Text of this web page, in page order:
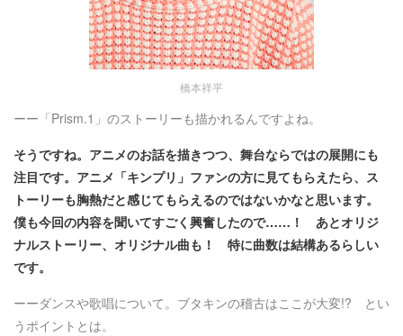
橋本祥平
ーー「Prism.1」のストーリーも描かれるんですよね。
そうですね。アニメのお話を描きつつ、舞台ならではの展開にも
注目です。アニメ「キンプリ」ファンの方に見てもらえたら、ス
トーリーも胸熱だと感じてもらえるのではないかなと思います。
僕も今回の内容を聞いてすごく興奮したので……！ あとオリジ
ナルストーリー、オリジナル曲も！ 特に曲数は結構あるらしい
です。
ーーダンスや歌唱について。ブタキンの稽古はここが大変!? とい
うポイントとは。